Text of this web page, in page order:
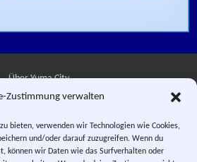
Zustimmung verwalten
bieten, verwenden wir Technologien wie Cookies,
und/oder darauf zuzugreifen. Wenn du
können wir Daten wie das Surfverhalten oder
Über Yuma City